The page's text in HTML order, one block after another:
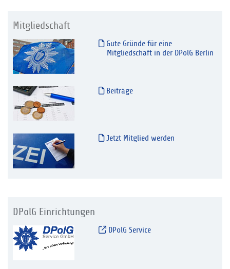
Mitgliedschaft
Gute Gründe für eine
Mitgliedschaft in der DPolG Berlin
Beiträge
Jetzt Mitglied werden
DPolG Einrichtungen
DPolG Service